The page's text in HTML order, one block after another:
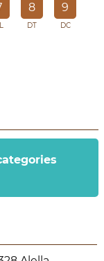
8
DT
9
DC